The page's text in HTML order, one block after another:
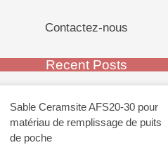
Contactez-nous
Recent Posts
Sable Ceramsite AFS20-30 pour
matériau de remplissage de puits
de poche